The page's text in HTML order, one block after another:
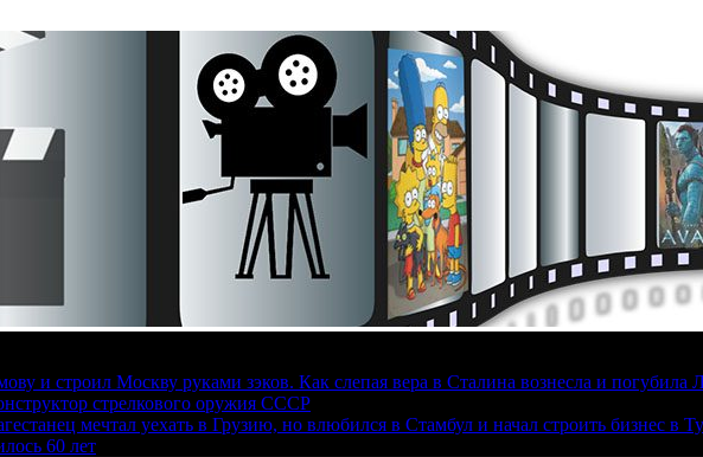
и строил Москву руками зэков. Как слепая вера в Сталина вознесла и погубила
стрелкового оружия СССР
мечтал уехать в Грузию, но влюбился в Стамбул и начал строить бизнес в
60 лет